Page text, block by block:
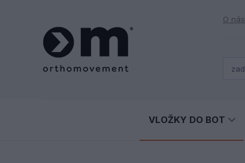
O nás
VLOŽKY DO BOT